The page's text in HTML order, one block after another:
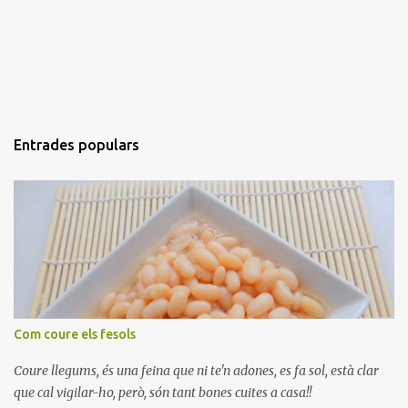
Entrades populars
Com coure els fesols
Coure llegums, és una feina que ni te'n adones, es fa sol, està clar
que cal vigilar-ho, però, són tant bones cuites a casa!!